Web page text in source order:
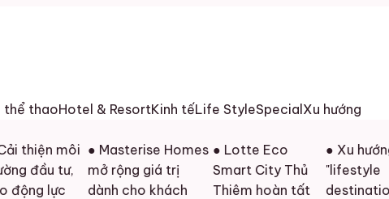
thể thaoHotel & ResortKinh tếLife StyleSpecial Xu hướng
môi
tư,
lực
● Masterise Homes
mở rộng giá trị
dành cho khách
● Lotte Eco
Smart City Thủ
Thiêm hoàn tất
● Xu hướng
"lifestyle
destination" mở